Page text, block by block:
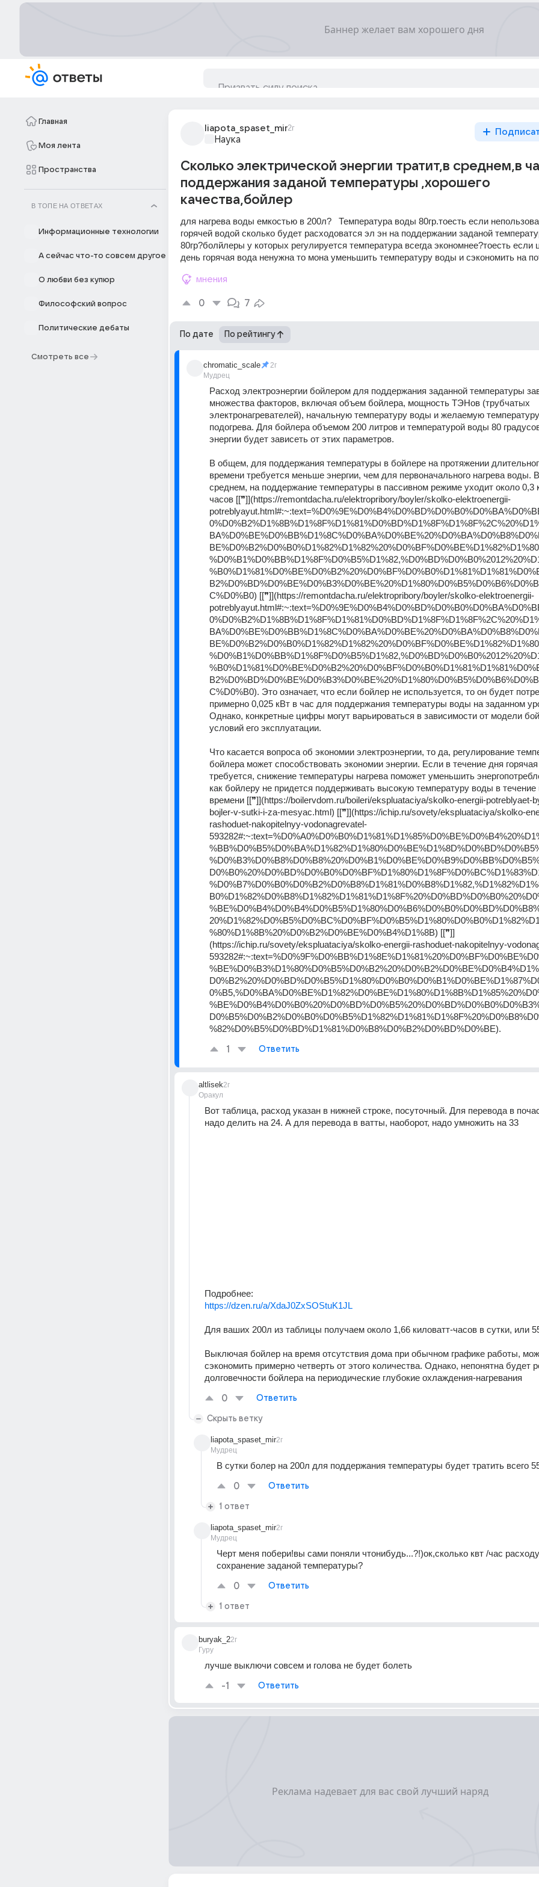
Главная
Моя лента
Пространства
В ТОПЕ НА ОТВЕТАХ
Информационные технологии
А сейчас что-то совсем другое
О любви без купюр
Философский вопрос
Политические дебаты
Смотреть все
liapota_spaset_mir2г
Наука
Сколько электрической энергии тратит,в среднем,в
поддержания заданой температуры ,хорошего
качества,бойлер
для нагрева воды емкостью в 200л?   Температура воды 80гр.тоесть если
горячей водой сколько будет расходоватся эл эн на поддержании заданой
80гр?болйлеры у которых регулируется температура всегда экономнее?тоесть если
день горячая вода ненужна то мона уменьшить температуру воды и сэкономить на
мнения
0 7
По дате По рейтингу
chromatic_scale
Мудрец
2г
Расход электроэнергии бойлером для поддержания заданной температуры
множества факторов, включая объем бойлера, мощность ТЭНов (трубчатых
электронагревателей), начальную температуру воды и желаемую температуру
подогрева. Для бойлера объемом 200 литров и температурой воды 80
энергии будет зависеть от этих параметров.
В общем, для поддержания температуры в бойлере на протяжении
времени требуется меньше энергии, чем для первоначального нагрева воды. В
среднем, на поддержание температуры в пассивном режиме уходит около 0,3
часов [[❞]](https://remontdacha.ru/elektropribory/boyler/skolko-elektroenergii-
C%D0%B0) [[❞]](https://remontdacha.ru/elektropribory/boyler/skolko-elektroenergii-
C%D0%B0). Это означает, что если бойлер не используется, то он будет
примерно 0,025 кВт в час для поддержания температуры воды на заданном
Однако, конкретные цифры могут варьироваться в зависимости от модели
условий его эксплуатации.
Что касается вопроса об экономии электроэнергии, то да, регулирование
бойлера может способствовать экономии энергии. Если в течение дня
требуется, снижение температуры нагрева поможет уменьшить
как бойлеру не придется поддерживать высокую температуру воды в течение
времени [[❞]](https://boilervdom.ru/boileri/ekspluataciya/skolko-energii-potreblyaet-
bojler-v-sutki-i-za-mesyac.html) [[❞]](https://ichip.ru/sovety/ekspluataciya/skolko-
rashoduet-nakopitelnyy-vodonagrevatel-
%80%D1%8B%20%D0%B2%D0%BE%D0%B4%D1%8B) [[❞]]
(https://ichip.ru/sovety/ekspluataciya/skolko-energii-rashoduet-nakopitelnyy-
%82%D0%B5%D0%BD%D1%81%D0%B8%D0%B2%D0%BD%D0%BE).
1 Ответить
altlisek
Оракул
2г
Вот таблица, расход указан в нижней строке, посуточный. Для перевода в
надо делить на 24. А для перевода в ватты, наоборот, надо умножить на 33
Подробнее:
https://dzen.ru/a/XdaJ0ZxSOStuK1JL
Для ваших 200л из таблицы получаем около 1,66 киловатт-часов в сутки, или
Выключая бойлер на время отсутствия дома при обычном графике работы,
сэкономить примерно четверть от этого количества. Однако, непонятна будет
долговечности бойлера на периодические глубокие охлаждения-нагревания
0 Ответить
Скрыть ветку
liapota_spaset_mir
Мудрец
2г
В сутки болер на 200л для поддержания температуры будет тратить всего
0 Ответить
1 ответ
liapota_spaset_mir
Мудрец
2г
Черт меня побери!вы сами поняли чтонибудь...?!)ок,сколько квт /час
сохранение заданой температуры?
0 Ответить
1 ответ
buryak_2
Гуру
2г
лучше выключи совсем и голова не будет болеть
-1 Ответить